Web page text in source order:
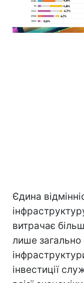
Єдина
витрачає
лише
інвестиції